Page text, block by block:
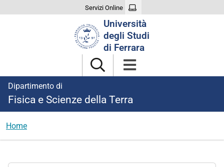
Servizi Online
Università
degli Studi
di Ferrara
Dipartimento di
Fisica e Scienze della Terra
Home